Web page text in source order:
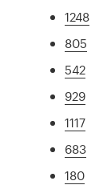
1248
805
542
929
1117
683
180